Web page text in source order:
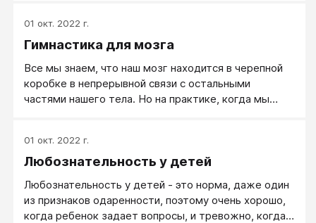
обязательным. Стараясь разумно сдерживать
боевой настрой, не забывайте о том, что ваша
не самые хорошие лекари. И что жизнерадостные и
бодрые малыши гораздо лучше справляются с
инфекцией и быстрее поправляются, а некоторые
настроение, но и умеют лечить!
01 окт. 2022 г.
Гимнастика для мозга
Все мы знаем, что наш мозг находится в черепной
коробке в непрерывной связи с остальными
частями нашего тела. Но на практике, когда мы
творчества, мы стремимся рассматривать его как
бестелесный процесс, словно роль тела
мозг с места на место и таким образом
обеспечивать его важную работу.
01 окт. 2022 г.
Любознательность у детей
Любознательность у детей - это норма, даже один
из признаков одаренности, поэтому очень хорошо,
когда ребенок задает вопросы, и тревожно, когда